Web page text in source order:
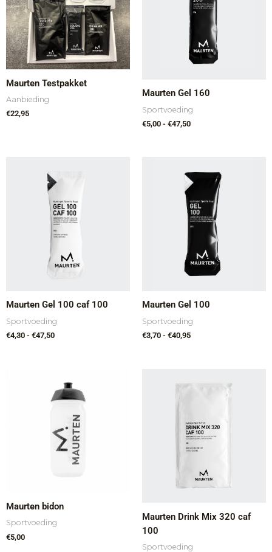
Maurten Testpakket
Aanbieding
€22,95
Maurten Gel 160
Sportvoeding
€5,00 - €47,50
Maurten Gel 100 caf 100
Sportvoeding
€4,30 - €47,50
€4,30
tot
Maurten Gel 100
Sportvoeding
€3,70 - €40,95
€3,70
tot
Maurten bidon
Sportvoeding
€5,00
Maurten Drink Mix 320 caf
100
Sportvoeding